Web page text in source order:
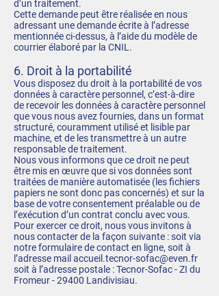
d’un traitement.
Cette demande peut être réalisée en nous
adressant une demande écrite à l’adresse
mentionnée ci-dessus, à l’aide du modèle de
courrier élaboré par la CNIL.
6. Droit à la portabilité
Vous disposez du droit à la portabilité de vos
données à caractère personnel, c’est-à-dire
de recevoir les données à caractère personnel
que vous nous avez fournies, dans un format
structuré, couramment utilisé et lisible par
machine, et de les transmettre à un autre
responsable de traitement.
Nous vous informons que ce droit ne peut
être mis en œuvre que si vos données sont
traitées de manière automatisée (les fichiers
papiers ne sont donc pas concernés) et sur la
base de votre consentement préalable ou de
l’exécution d’un contrat conclu avec vous.
Pour exercer ce droit, nous vous invitons à
nous contacter de la façon suivante : soit via
notre formulaire de contact en ligne, soit à
l’adresse mail accueil.tecnor-sofac@even.fr
soit à l’adresse postale : Tecnor-Sofac - ZI du
Fromeur - 29400 Landivisiau.